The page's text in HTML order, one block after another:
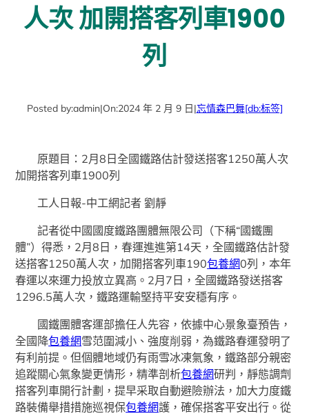
人次 加開搭客列車1900
列
Posted by:admin|On:2024 年 2 月 9 日|忘情森巴舞[db:标签]
原題目：2月8日全國鐵路估計發送搭客1250萬人次
加開搭客列車1900列
工人日報-中工網記者 劉靜
記者從中國國度鐵路團體無限公司（下稱“國鐵團
體”）得悉，2月8日，春運進進第14天，全國鐵路估計發
送搭客1250萬人次，加開搭客列車190包養網0列，本年
春運以來運力投放立異高。2月7日，全國鐵路發送搭客
1296.5萬人次，鐵路運輸堅持平安安穩有序。
國鐵團體客運部擔任人先容，依據中心景象臺預告，
全國降包養網雪范圍減小、強度削弱，為鐵路春運發明了
有利前提。但個體地域仍有雨雪冰凍氣象，鐵路部分親密
追蹤關心氣象變更情形，精準剖析包養網研判，靜態調劑
搭客列車開行計劃，提早采取自動避險辦法，加大力度鐵
路裝備舉措措施巡視保包養網護，確保搭客平安出行。從